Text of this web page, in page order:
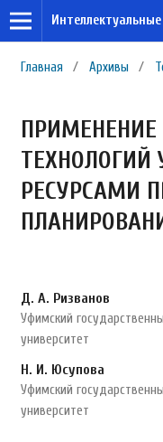
Главная / Архивы /
ТЕХНОЛОГИЙ
РЕСУРСАМИ
Д. А. Ризванов
Уфимский
университет
Н. И. Юсупова
Уфимский
университет